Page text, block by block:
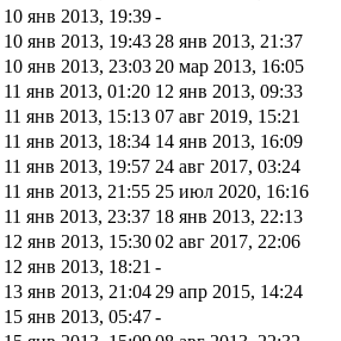
10 янв 2013, 19:39-
10 янв 2013, 19:43 28 янв 2013, 21:37
10 янв 2013, 23:03 20 мар 2013, 16:05
11 янв 2013, 01:20 12 янв 2013, 09:33
11 янв 2013, 15:13 07 авг 2019, 15:21
11 янв 2013, 18:34 14 янв 2013, 16:09
11 янв 2013, 19:57 24 авг 2017, 03:24
11 янв 2013, 21:55 25 июл 2020, 16:16
11 янв 2013, 23:37 18 янв 2013, 22:13
12 янв 2013, 15:3002 авг 2017, 22:06
12 янв 2013, 18:21 -
13 янв 2013, 21:04 29 апр 2015, 14:24
15 янв 2013, 05:47-